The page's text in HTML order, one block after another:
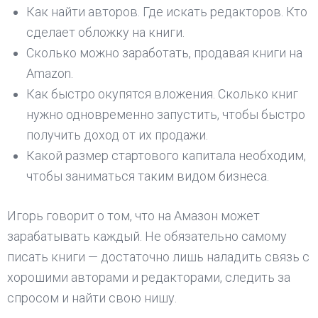
Как найти авторов. Где искать редакторов. Кто
сделает обложку на книги.
Сколько можно заработать, продавая книги на
Amazon.
Как быстро окупятся вложения. Сколько книг
нужно одновременно запустить, чтобы быстро
получить доход от их продажи.
Какой размер стартового капитала необходим,
чтобы заниматься таким видом бизнеса.
Игорь говорит о том, что на Амазон может
зарабатывать каждый. Не обязательно самому
писать книги — достаточно лишь наладить связь с
хорошими авторами и редакторами, следить за
спросом и найти свою нишу.